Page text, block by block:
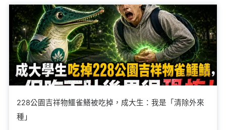
228公園吉祥物鱷雀鱔被吃掉，成大生：我是「清除外來
種」